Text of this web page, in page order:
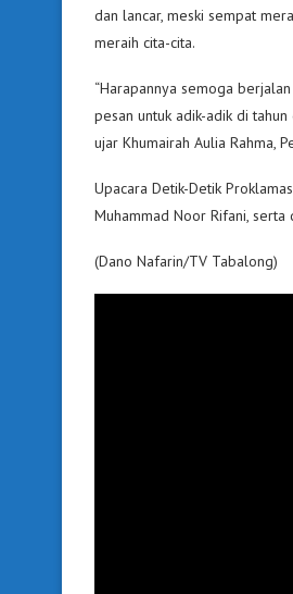
dan lancar, meski sempat
meraih cita-cita.
“Harapannya semoga
pesan untuk adik-adik di
ujar Khumairah Aulia Rahma,
Upacara Detik-Detik
Muhammad Noor Rifani,
(Dano Nafarin/TV Tabalong)